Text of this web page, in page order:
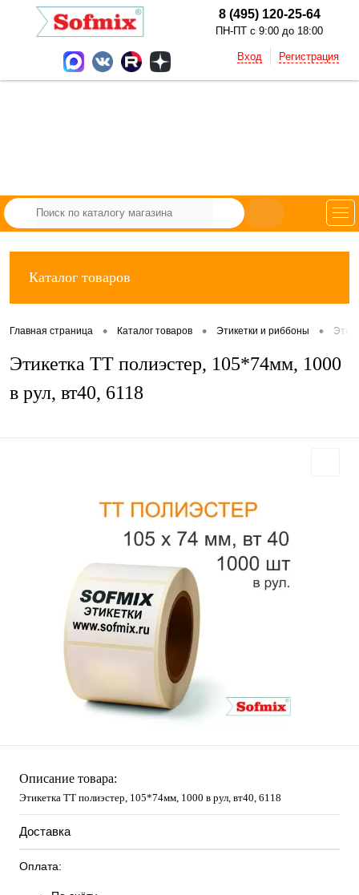
8 (495) 120-25-64
ПН-ПТ с 9:00 до 18:00
Вход Регистрация
Каталог товаров
Главная страница • Каталог товаров • Этикетки и риббоны •
Этикетка ТТ полиэстер, 105*74мм, 1000
в рул, вт40, 6118
Описание товара:
Этикетка ТТ полиэстер, 105*74мм, 1000 в рул, вт40, 6118
Доставка
Оплата: